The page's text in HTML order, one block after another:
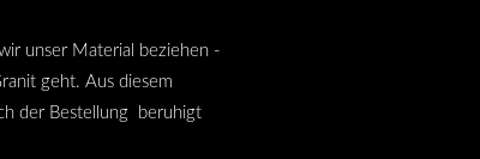
unser Material beziehen -
geht. Aus diesem
der Bestellung beruhigt